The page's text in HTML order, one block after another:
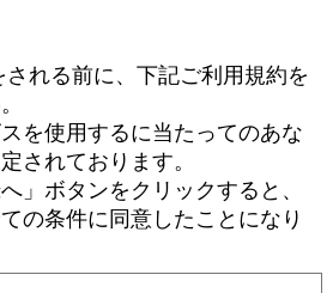
される前に、下記ご利用規約を
を使用するに当たってのあな
されております。
」ボタンをクリックすると、
の条件に同意したことになり